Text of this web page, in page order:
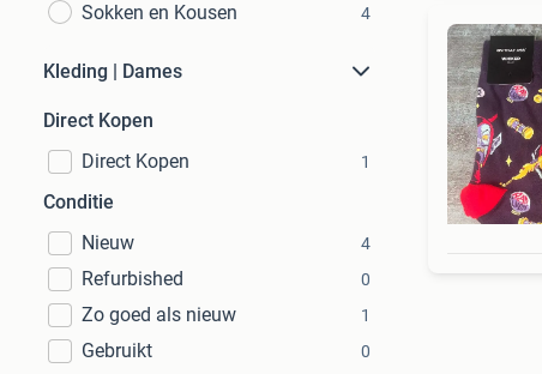
Sokken en Kousen 4
Kleding | Dames
Direct Kopen
Direct Kopen
1
Conditie
Nieuw
4
Refurbished 0
Zo goed als nieuw 1
Gebruikt 0